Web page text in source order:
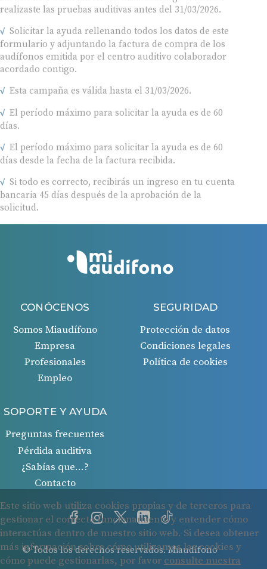
formulario y adjuntando la factura de compra de los
audífonos emitida por el centro auditivo colaborador
acordado contigo.
Esta campaña es válida hasta el 31/03/2026.
El período máximo para solicitar la ayuda es de 60
días.
El período máximo para solicitar la ayuda es de 60
días desde la fecha de la factura recibida.
Si todo es correcto, recibirás un ingreso en tu cuenta
bancaria 45 días después de la aprobación de la
solicitud.
© Todos los derechos reservados. Miaudífono
CONÓCENOS
Somos Miaudífono
Empresa
Profesionales
Empleo
SEGURIDAD
Protección de datos
Condiciones legales
Política de cookies
SOPORTE Y AYUDA
Preguntas frecuentes
Pérdida auditiva
¿Sabías que…?
Contacto